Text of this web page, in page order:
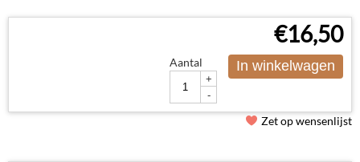
€16,50
Aantal
+
-
In winkelwagen
Zet op wensenlijst